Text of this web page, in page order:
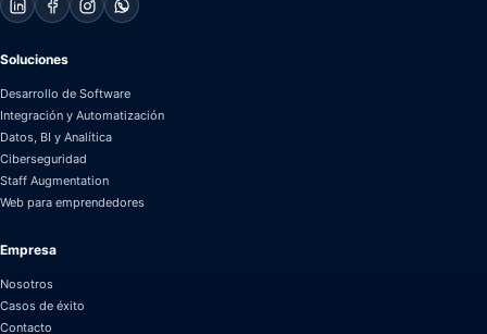
Soluciones
Desarrollo de Software
Integración y Automatización
Datos, BI y Analítica
Ciberseguridad
Staff Augmentation
Web para emprendedores
Empresa
Nosotros
Casos de éxito
Contacto